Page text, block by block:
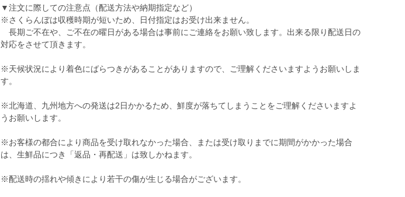
▼注文に際しての注意点（配送方法や納期指定など）
※さくらんぼは収穫時期が短いため、日付指定はお受け出来ません。
長期ご不在や、ご不在の曜日がある場合は事前にご連絡をお願い致します。出来る限り配送日の
対応をさせて頂きます。
※天候状況により着色にばらつきがあることがありますので、ご理解くださいますようお願いしま
す。
※北海道、九州地方への発送は2日かかるため、鮮度が落ちてしまうことをご理解くださいますよ
うお願いします。
※お客様の都合により商品を受け取れなかった場合、または受け取りまでに期間がかかった場合
は、生鮮品につき「返品・再配送」は致しかねます。
※配送時の揺れや傾きにより若干の傷が生じる場合がございます。